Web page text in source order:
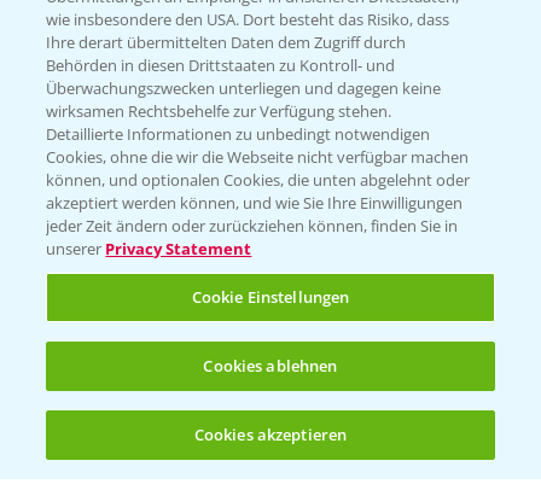
(noch 4)
Beratung auf WhatsApp
T.+49 (0)174 346 564 1
KONTAKT
Hilfe in Notfällen
T.+49 (0)214/30-20220
Folgen Sie uns
wie insbesondere den USA. Dort besteht das Risiko, dass
Ihre derart übermittelten Daten dem Zugriff durch
Behörden in diesen Drittstaaten zu Kontroll- und
Überwachungszwecken unterliegen und dagegen keine
wirksamen Rechtsbehelfe zur Verfügung stehen.
Detaillierte Informationen zu unbedingt notwendigen
Cookies, ohne die wir die Webseite nicht verfügbar machen
können, und optionalen Cookies, die unten abgelehnt oder
akzeptiert werden können, und wie Sie Ihre Einwilligungen
jeder Zeit ändern oder zurückziehen können, finden Sie in
unserer Privacy Statement
Cookie Einstellungen
Cookies ablehnen
Cookies akzeptieren